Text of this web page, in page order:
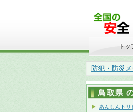
防犯・防災
トッ
鳥取県
あんしんトリ